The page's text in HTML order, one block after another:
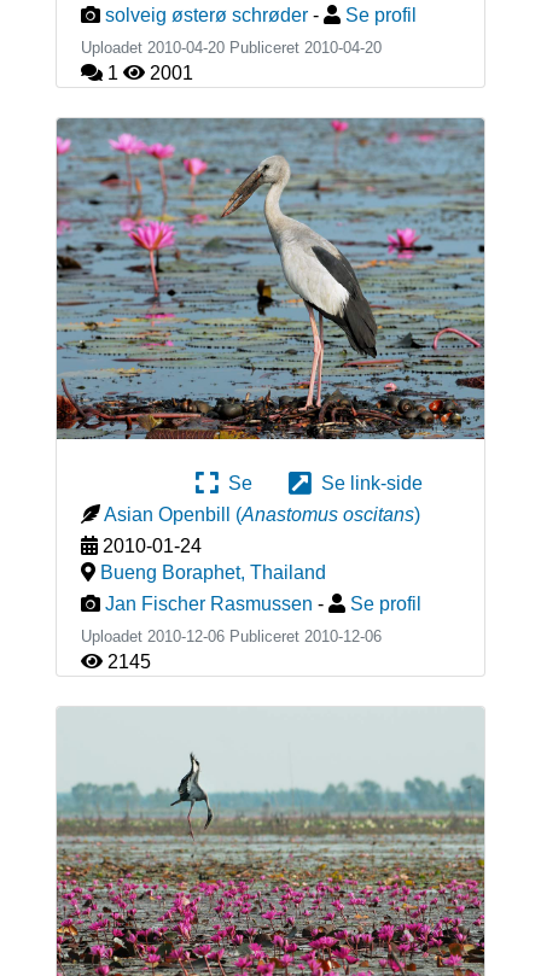
solveig østerø schrøder - Se profil
Uploadet 2010-04-20 Publiceret 2010-04-20
1 2001
Se
Se link-side
Asian Openbill
(Anastomus oscitans)
2010-01-24
Bueng Boraphet, Thailand
Jan Fischer Rasmussen - Se profil
Uploadet 2010-12-06 Publiceret 2010-12-06
2145